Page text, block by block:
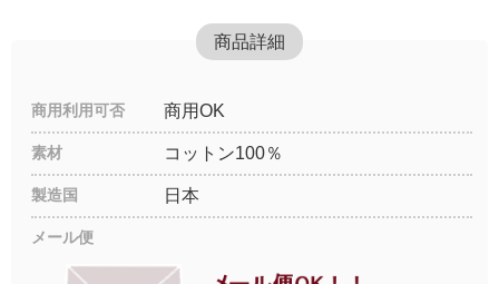
商品詳細
商用利用可否 商用OK
素材 コットン100％
製造国 日本
メール便